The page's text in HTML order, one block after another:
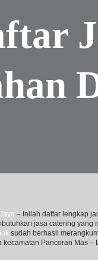
– Inilah daftar lengkap
jasa catering
sudah berhasil
Pancoran Mas –